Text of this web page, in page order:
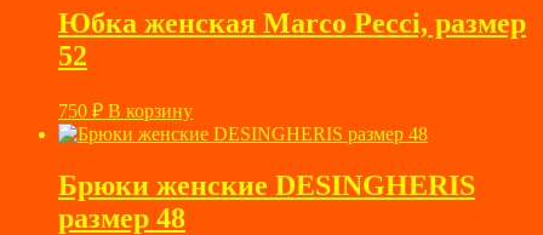
39000 ₽.
Юбка женская Marco Pecci, размер
52
750 ₽ В корзину
Брюки женские DESINGHERIS
размер 48